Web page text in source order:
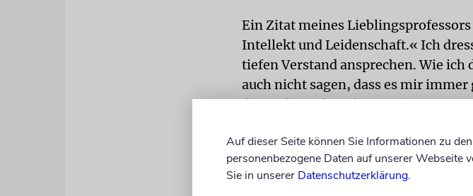
Ein Zitat meines
Intellekt und Leidenschaft.« Ich
tiefen Verstand ansprechen. Wie
auch nicht sagen, dass es mir
die Seele ein bisschen zu öffnen.
sondern mehr auf das Seelische:
Mensch ist schließlich keine
Auf dieser Seite können Sie Informationen zu
personenbezogene Daten auf unserer Webseite
Sie in unserer Datenschutzerklärung.